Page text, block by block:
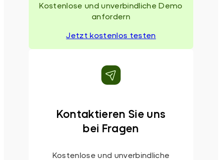
Kostenlose und unverbindliche Demo
anfordern
Jetzt kostenlos testen
Kontaktieren Sie uns
bei Fragen
Kostenlose und unverbindliche